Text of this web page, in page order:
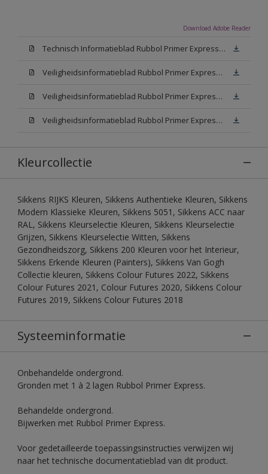
Download Adobe Reader
Technisch Informatieblad Rubbol Primer Express (PDF)
Veiligheidsinformatieblad Rubbol Primer Express White (MSDS)
Veiligheidsinformatieblad Rubbol Primer Express W05 (MSDS)
Veiligheidsinformatieblad Rubbol Primer Express N00 (MSDS)
Kleurcollectie
Sikkens RIJKS Kleuren, Sikkens Authentieke Kleuren, Sikkens
Modern Klassieke Kleuren, Sikkens 5051, Sikkens ACC naar
RAL, Sikkens Kleurselectie Kleuren, Sikkens Kleurselectie
Grijzen, Sikkens Kleurselectie Witten, Sikkens
Gezondheidszorg, Sikkens 200 Kleuren voor het Interieur,
Sikkens Erkende Kleuren (Painters), Sikkens Van Gogh
Collectie kleuren, Sikkens Colour Futures 2022, Sikkens
Colour Futures 2021, Colour Futures 2020, Sikkens Colour
Futures 2019, Sikkens Colour Futures 2018
Systeeminformatie
Onbehandelde ondergrond.
Gronden met 1 à 2 lagen Rubbol Primer Express.
Behandelde ondergrond.
Bijwerken met Rubbol Primer Express.
Voor gedetailleerde toepassingsinstructies verwijzen wij
naar het technische documentatieblad van dit product.